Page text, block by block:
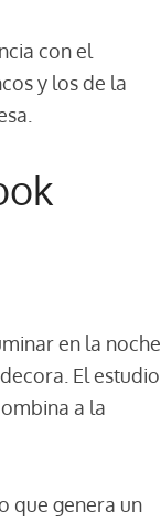
con el
y los de la
en la noche
El estudio
a la
que genera un